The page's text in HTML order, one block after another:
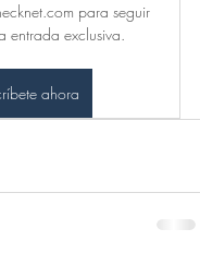
para seguir
entrada exclusiva.
ahora